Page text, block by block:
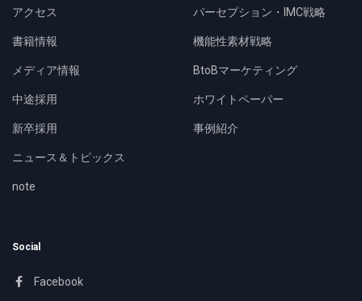
アクセス
書籍情報
メディア情報
中途採用
新卒採用
ニュース＆トピックス
note
パーセプション・IMC戦略
機能性素材戦略
BtoBマーケティング
ホワイトペーパー
事例紹介
Social
Facebook